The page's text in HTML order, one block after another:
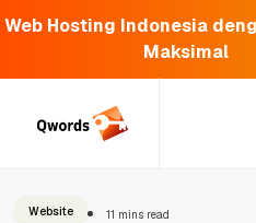
Web Hosting Indonesia
Maksimal
Website 11 mins read